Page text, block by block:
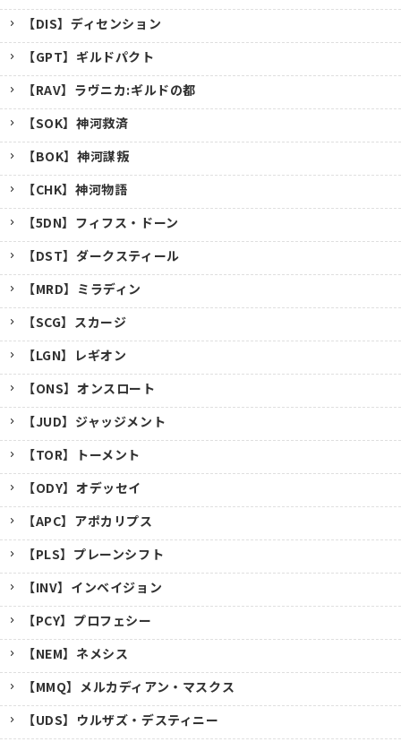
【DIS】ディセンション
【GPT】ギルドパクト
【RAV】ラヴニカ:ギルドの都
【SOK】神河救済
【BOK】神河謀叛
【CHK】神河物語
【5DN】フィフス・ドーン
【DST】ダークスティール
【MRD】ミラディン
【SCG】スカージ
【LGN】レギオン
【ONS】オンスロート
【JUD】ジャッジメント
【TOR】トーメント
【ODY】オデッセイ
【APC】アポカリプス
【PLS】プレーンシフト
【INV】インベイジョン
【PCY】プロフェシー
【NEM】ネメシス
【MMQ】メルカディアン・マスクス
【UDS】ウルザズ・デスティニー